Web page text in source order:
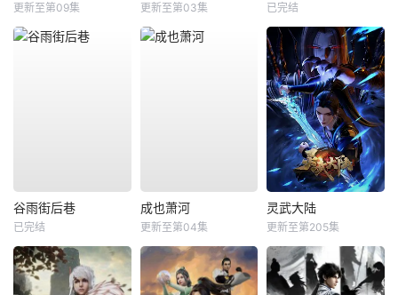
更新至第09集 更新至第03集 已完结
谷雨街后巷
已完结
成也萧河
更新至第04集
灵武大陆
更新至第205集